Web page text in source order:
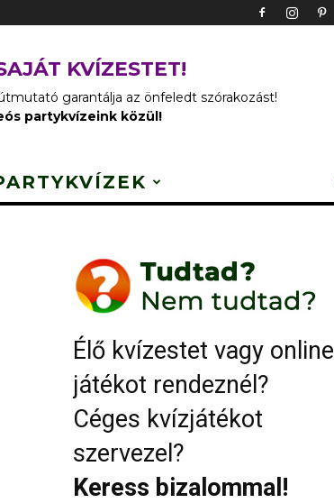
KVÍZESTET!
garantálja az önfeledt szórakozást!
partykvízeink közül!
Élő kvízestet vagy online
játékot rendeznél?
Céges kvízjátékot
szervezel?
Keress bizalommal!